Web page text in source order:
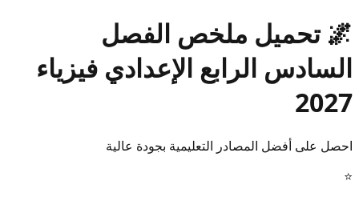
🌌 تحميل ملخص الفصل
السادس الرابع الإعدادي فيزياء
2027
احصل على أفضل المصادر التعليمية بجودة عالية
⭐